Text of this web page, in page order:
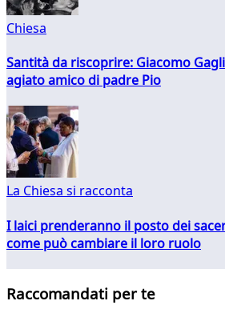
Chiesa
Santità da riscoprire: Giacomo
agiato amico di padre Pio
La Chiesa si racconta
I laici prenderanno il posto dei
come può cambiare il loro ruolo
Raccomandati per te